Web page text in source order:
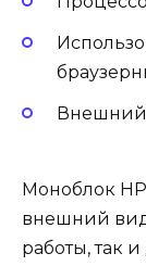
Внешний
Моноблок
внешний
работы, так